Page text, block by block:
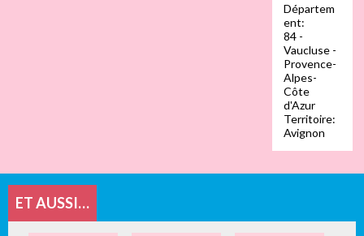
Départem
ent:
84 -
Vaucluse -
Provence-
Alpes-
Côte
d'Azur
Territoire:
Avignon
ET AUSSI…